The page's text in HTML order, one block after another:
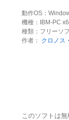
動作OS：
機種：IBM-PC
種類：フリーソ
作者：
クロノス
このソフトは